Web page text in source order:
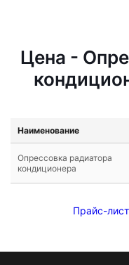
Цена -
Наименование
Опрессовка радиатора
кондиционера
Прайс-